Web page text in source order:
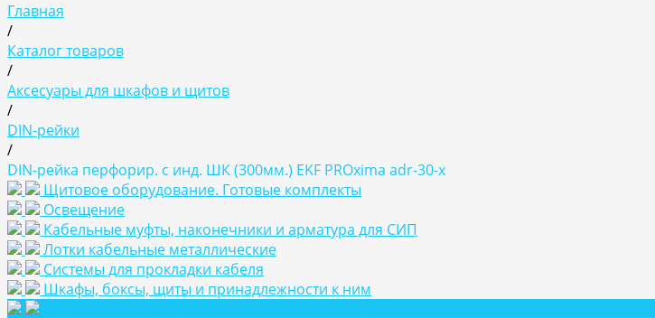
Главная
/
Каталог товаров
/
Аксесуары для шкафов и щитов
/
DIN-рейки
/
DIN-рейка перфорир. с инд. ШК (300мм.) EKF PROxima adr-30-x
Щитовое оборудование. Готовые комплекты
Освещение
Кабельные муфты, наконечники и арматура для СИП
Лотки кабельные металлические
Системы для прокладки кабеля
Шкафы, боксы, щиты и принадлежности к ним